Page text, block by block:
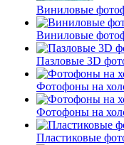
Виниловые
Виниловые
Пазловые 3D
Фотофоны на
Фотофоны на
Пластиковые